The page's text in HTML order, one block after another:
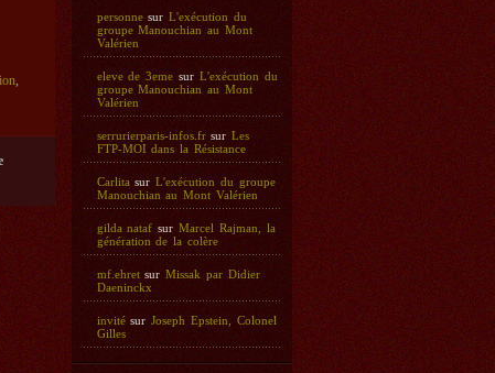
personnesurL'exécution du
groupe Manouchian au Mont
Valérien
eleve de 3eme sur L'exécution du
groupe Manouchian au Mont
Valérien
serrurierparis-infos.frsurLes
FTP-MOI dans la Résistance
Carlita surL'exécution du groupe
Manouchian au Mont Valérien
gilda nataf surMarcel Rajman, la
génération de la colère
mf.ehretsurMissak par Didier
Daeninckx
invitésurJoseph Epstein, Colonel
Gilles
,